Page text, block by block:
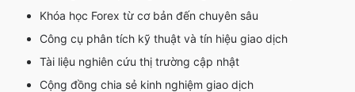
Khóa học Forex từ cơ bản đến chuyên sâu
Công cụ phân tích kỹ thuật và tín hiệu giao dịch
Tài liệu nghiên cứu thị trường cập nhật
Cộng đồng chia sẻ kinh nghiệm giao dịch